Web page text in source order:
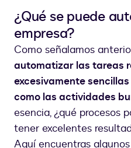
¿Qué se puede
empresa?
Como señalamos
automatizar las tareas
excesivamente
como las actividades
esencia, ¿qué procesos
tener excelentes
Aquí encuentras